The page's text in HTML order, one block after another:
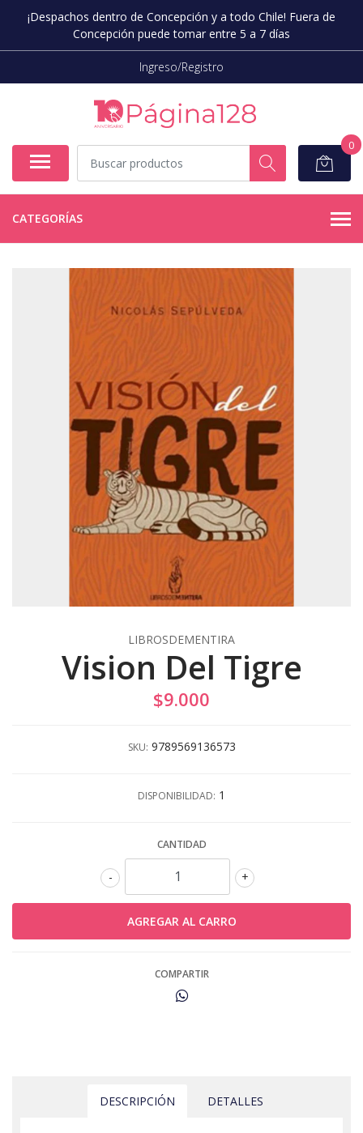
¡Despachos dentro de Concepción y a todo Chile! Fuera de
Concepción puede tomar entre 5 a 7 días
Ingreso/Registro
0
CATEGORÍAS
LIBROSDEMENTIRA
Vision Del Tigre
$9.000
SKU: 9789569136573
DISPONIBILIDAD: 1
CANTIDAD
+
-
COMPARTIR
DESCRIPCIÓN DETALLES